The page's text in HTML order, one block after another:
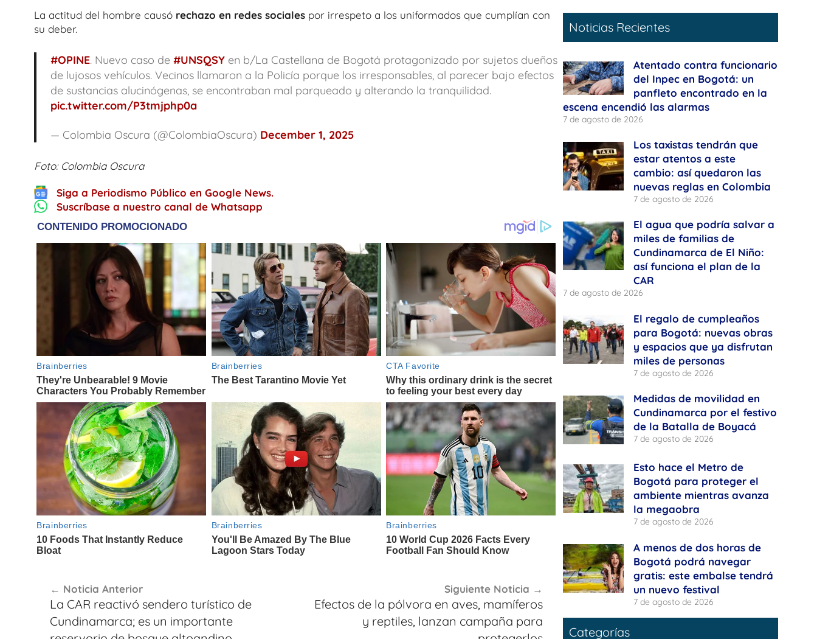
La actitud del hombre causó rechazo en redes sociales por irrespeto a los uniformados que cumplían con
su deber.
#OPINE. Nuevo caso de #UNSQSYen b/La Castellana de Bogotá protagonizado por sujetos dueños
de lujosos vehículos. Vecinos llamaron a la Policía porque los irresponsables, al parecer bajo efectos
de sustancias alucinógenas, se encontraban mal parqueado y alterando la tranquilidad.
pic.twitter.com/P3tmjphp0a
— Colombia Oscura (@ColombiaOscura) December 1, 2025
Foto: Colombia Oscura
Siga a Periodismo Público en Google News.
Suscríbase a nuestro canal de Whatsapp
de
entradas
Noticia Anterior
La CAR reactivó sendero turístico de
Cundinamarca; es un importante
Siguiente Noticia
Efectos de la pólvora en aves, mamíferos
y reptiles, lanzan campaña para
Noticias Recientes
Atentado contra funcionario
del Inpec en Bogotá: un
panfleto encontrado en la
escena encendió las alarmas
7 de agosto de 2026
Los taxistas tendrán que
estar atentos a este
cambio: así quedaron las
nuevas reglas en Colombia
7 de agosto de 2026
El agua que podría salvar a
miles de familias de
Cundinamarca de El Niño:
así funciona el plan de la
CAR
7 de agosto de 2026
El regalo de cumpleaños
para Bogotá: nuevas obras
y espacios que ya disfrutan
miles de personas
7 de agosto de 2026
Medidas de movilidad en
Cundinamarca por el festivo
de la Batalla de Boyacá
7 de agosto de 2026
Esto hace el Metro de
Bogotá para proteger el
ambiente mientras avanza
la megaobra
7 de agosto de 2026
A menos de dos horas de
Bogotá podrá navegar
gratis: este embalse tendrá
un nuevo festival
7 de agosto de 2026
Categorías